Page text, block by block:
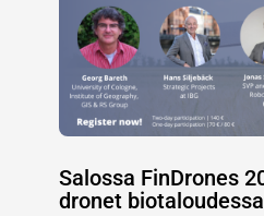
Salossa FinDrones
dronet biotaloudessa